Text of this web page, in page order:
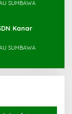
SUMBAWA
Kanar
SUMBAWA